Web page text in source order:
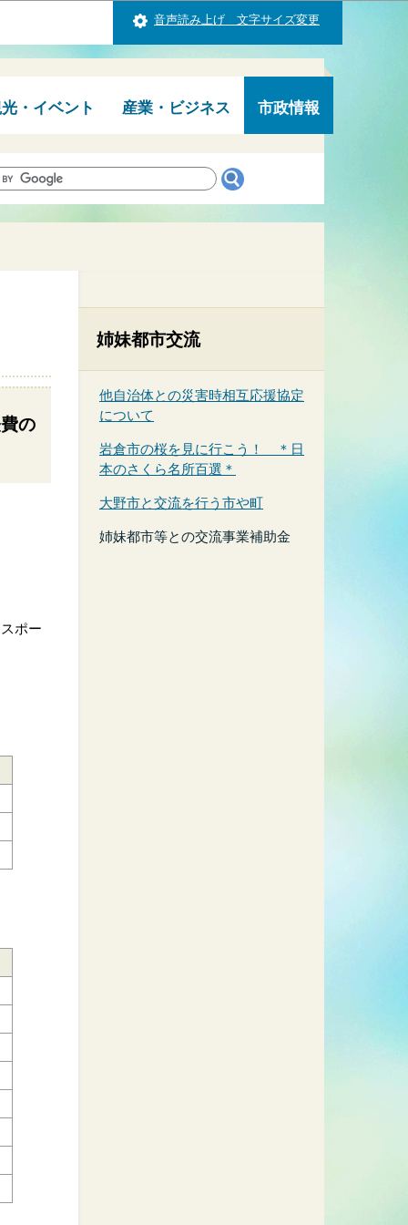
音声読み上げ 文字サイズ変更
・イベント 産業・ビジネス 市政情報
の
ポー
姉妹都市交流
他自治体との災害時相互応援協定
について
岩倉市の桜を見に行こう！ ＊日
本のさくら名所百選＊
大野市と交流を行う市や町
姉妹都市等との交流事業補助金